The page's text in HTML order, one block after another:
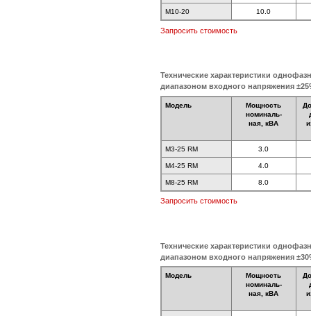
M10-20 10.0
Запросить стоимость
Технические характеристики
диапазоном входного напряжения
Модель
Мощность
номиналь-
ная, кВА
M3-25 RM 3.0
M4-25 RM 4.0
M8-25 RM 8.0
Запросить стоимость
Технические характеристики
диапазоном входного напряжения
Модель
Мощность
номиналь-
ная, кВА